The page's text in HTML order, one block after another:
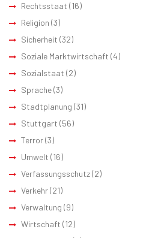
Rechtsstaat (16)
Religion (3)
Sicherheit (32)
Soziale Marktwirtschaft (4)
Sozialstaat (2)
Sprache(3)
Stadtplanung (31)
Stuttgart (56)
Terror(3)
Umwelt (16)
Verfassungsschutz(2)
Verkehr(21)
Verwaltung (9)
Wirtschaft (12)